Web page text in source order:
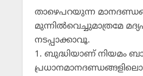
താഴെപറയുന്ന
മുന്നില്‍വെച്ചുമാത്രമേ
നടപ്പാക്കാവൂ.
1. ബുദ്ധിയാണ് നിയമം